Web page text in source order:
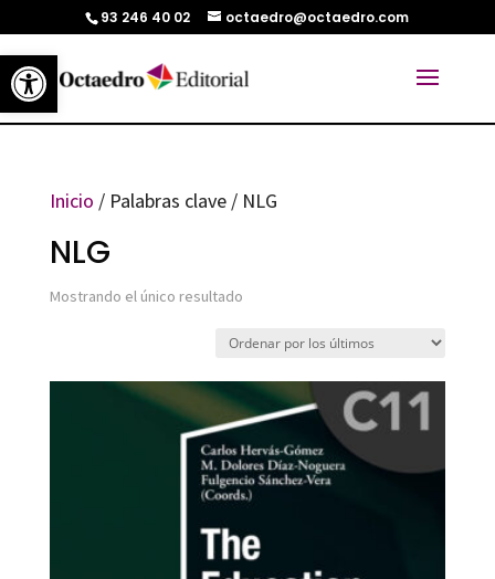
Abrir barra de herramientas
93 246 40 02 octaedro@octaedro.com
Inicio / Palabras clave / NLG
NLG
Mostrando el único resultado